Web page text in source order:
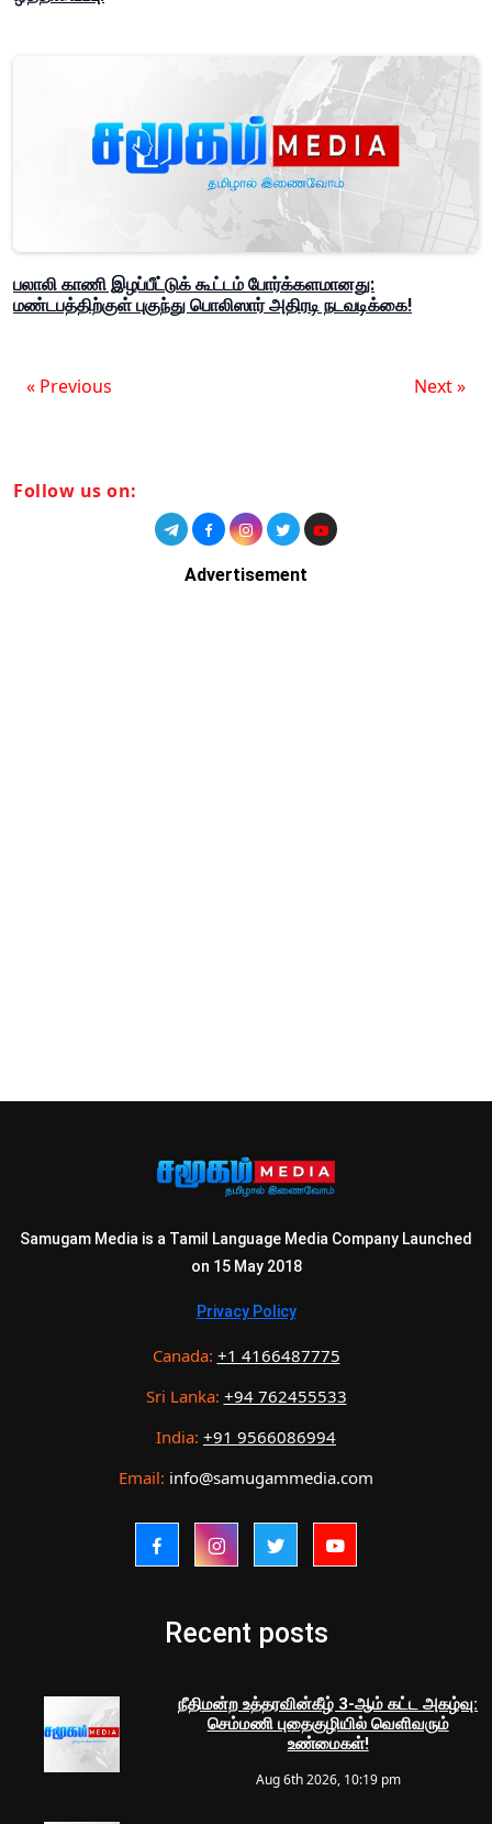
பலாலி காணி இழப்பீட்டுக் கூட்டம் போர்க்களமானது:
மண்டபத்திற்குள் புகுந்து பொலிஸார் அதிரடி நடவடிக்கை!
« Previous Next »
Follow us on:
Advertisement
Samugam Media is a Tamil Language Media Company Launched
on 15 May 2018
Privacy Policy
Canada: +1 4166487775
Sri Lanka: +94 762455533
India: +91 9566086994
Email: info@samugammedia.com
Recent posts
நீதிமன்ற உத்தரவின்கீழ் 3-ஆம் கட்ட அகழ்வு:
செம்மணி புதைகுழியில் வெளிவரும்
உண்மைகள்!
Aug 6th 2026, 10:19 pm